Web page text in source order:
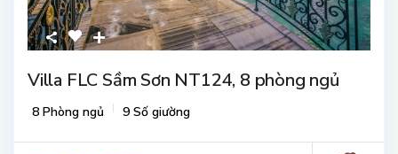
Villa FLC Sầm Sơn NT124, 8 phòng ngủ
8 Phòng ngủ 9 Số giường